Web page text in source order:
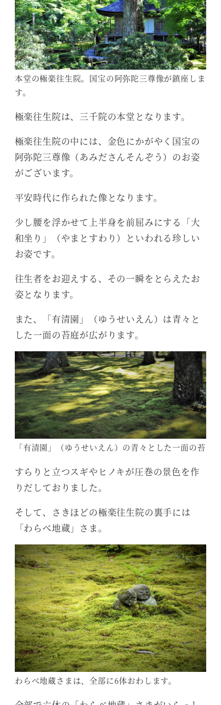
本堂の極楽往生院。国宝の阿弥陀三尊像が鎮座しま
す。
極楽往生院は、三千院の本堂となります。
極楽往生院の中には、金色にかがやく国宝の
阿弥陀三尊像（あみださんそんぞう）のお姿
がございます。
平安時代に作られた像となります。
少し腰を浮かせて上半身を前屈みにする「大
和坐り」（やまとすわり）といわれる珍しい
お姿です。
往生者をお迎えする、その一瞬をとらえたお
姿となります。
また、「有清園」（ゆうせいえん）は青々と
した一面の苔庭が広がります。
「有清園」（ゆうせいえん）の青々とした一面の苔
すらりと立つスギやヒノキが圧巻の景色を作
りだしておりました。
そして、さきほどの極楽往生院の裏手には
「わらべ地蔵」さま。
わらべ地蔵さまは、全部に6体おわします。